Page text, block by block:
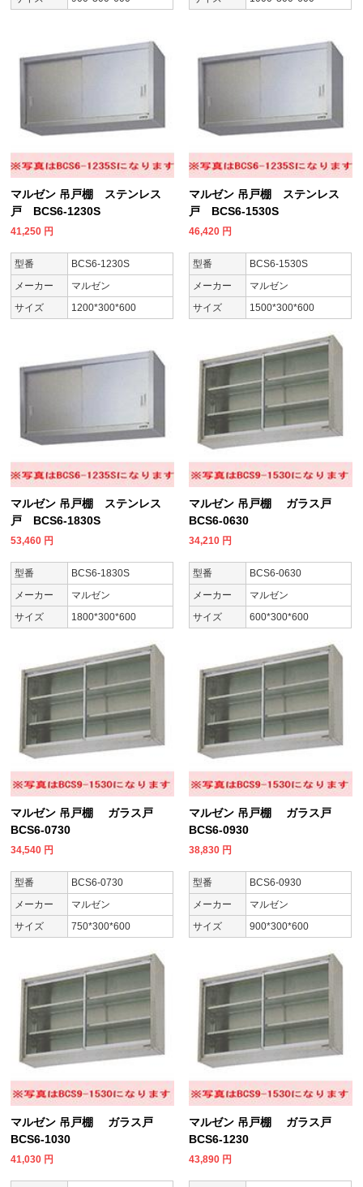
マルゼン 吊戸棚 ステンレス
戸 BCS6-1230S
41,250 円
型番
BCS6-1230S
メーカー
マルゼン
サイズ
1200*300*600
マルゼン 吊戸棚 ステンレス
戸 BCS6-1530S
46,420 円
型番
BCS6-1530S
メーカー
マルゼン
サイズ
1500*300*600
マルゼン 吊戸棚 ステンレス
戸 BCS6-1830S
53,460 円
型番
BCS6-1830S
メーカー
マルゼン
サイズ
1800*300*600
マルゼン 吊戸棚 ガラス戸
BCS6-0630
34,210 円
型番
BCS6-0630
メーカー
マルゼン
サイズ
600*300*600
マルゼン 吊戸棚 ガラス戸
BCS6-0730
34,540 円
型番
BCS6-0730
メーカー
マルゼン
サイズ
750*300*600
マルゼン 吊戸棚 ガラス戸
BCS6-0930
38,830 円
型番
BCS6-0930
メーカー
マルゼン
サイズ
900*300*600
マルゼン 吊戸棚 ガラス戸
BCS6-1030
41,030 円
マルゼン 吊戸棚 ガラス戸
BCS6-1230
43,890 円